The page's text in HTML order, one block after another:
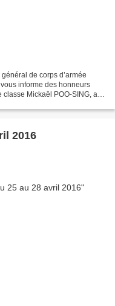
de corps d’armée
informe des honneurs
Mickaël POO-SING, au
2016